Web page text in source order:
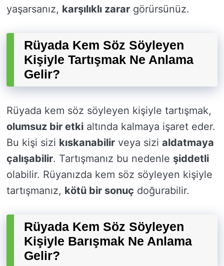
yaşarsanız, karşılıklı zarar görürsünüz.
Rüyada Kem Söz Söyleyen
Kişiyle Tartışmak Ne Anlama
Gelir?
Rüyada kem söz söyleyen kişiyle tartışmak,
olumsuz bir etki altında kalmaya işaret eder.
Bu kişi sizi kıskanabilir veya sizi aldatmaya
çalışabilir. Tartışmanız bu nedenle şiddetli
olabilir. Rüyanızda kem söz söyleyen kişiyle
tartışmanız, kötü bir sonuç doğurabilir.
Rüyada Kem Söz Söyleyen
Kişiyle Barışmak Ne Anlama
Gelir?